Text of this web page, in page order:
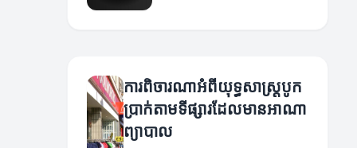
ការពិចារណាអំពីយុទ្ធសាស្ត្របូក
ប្រាក់តាមទីផ្សារដែលមានអាណា
ព្យាបាល